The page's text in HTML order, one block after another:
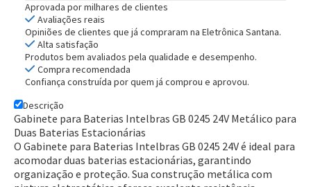
Aprovada por milhares de clientes
Avaliações reais
Opiniões de clientes que já compraram na Eletrônica Santana.
Alta satisfação
Produtos bem avaliados pela qualidade e desempenho.
Compra recomendada
Confiança construída por quem já comprou e aprovou.
Descrição
Gabinete para Baterias Intelbras GB 0245 24V Metálico para
Duas Baterias Estacionárias
O Gabinete para Baterias Intelbras GB 0245 24V é ideal para
acomodar duas baterias estacionárias, garantindo
organização e proteção. Sua construção metálica com